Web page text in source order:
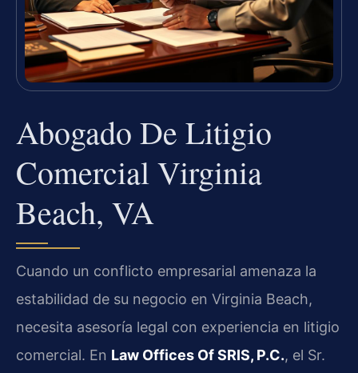
Abogado De Litigio
Comercial Virginia
Beach, VA
Cuando un conflicto empresarial amenaza la
estabilidad de su negocio en Virginia Beach,
necesita asesoría legal con experiencia en litigio
comercial. En Law Offices Of SRIS, P.C., el Sr.